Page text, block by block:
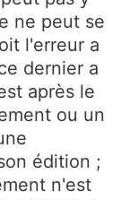
ne peut se
l'erreur a
dernier a
après le
ou un
édition ;
n'est